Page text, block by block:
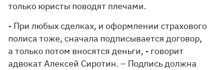
только юристы поводят плечами.
- При любых сделках, и оформлении страхового
полиса тоже, сначала подписывается договор,
а только потом вносятся деньги, - говорит
адвокат Алексей Сиротин. – Подпись должна